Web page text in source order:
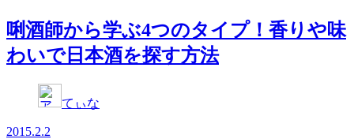
唎酒師から学ぶ4つのタイプ！香りや味
わいで日本酒を探す方法
てぃな
2015.2.2